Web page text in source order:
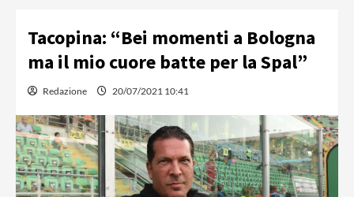
Tacopina: “Bei momenti a Bologna
ma il mio cuore batte per la Spal”
Redazione 20/07/2021 10:41